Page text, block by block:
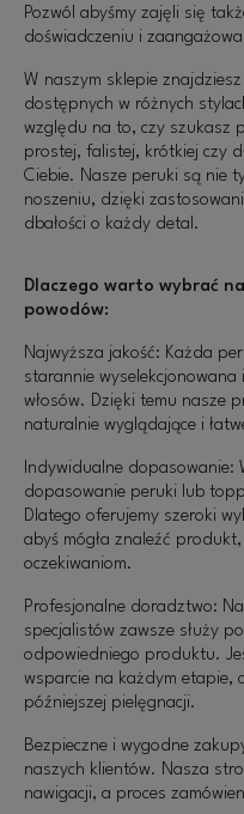
Pozwól abyśmy zajęli się
doświadczeniu i
W naszym sklepie
dostępnych w różnych
względu na to, czy szukasz
prostej, falistej, krótkiej czy
Ciebie. Nasze peruki są nie
noszeniu, dzięki
dbałości o każdy detal.
Dlaczego warto wybrać
powodów:
Najwyższa jakość: Każda
starannie
włosów. Dzięki temu nasze
naturalnie wyglądające i
Indywidualne dopasowanie:
dopasowanie peruki lub
Dlatego oferujemy szeroki
abyś mógła znaleźć
oczekiwaniom.
Profesjonalne doradztwo:
specjalistów zawsze służy
odpowiedniego produktu.
wsparcie na każdym etapie,
późniejszej pielęgnacji.
Bezpieczne i wygodne
naszych klientów. Nasza
nawigacji, a proces